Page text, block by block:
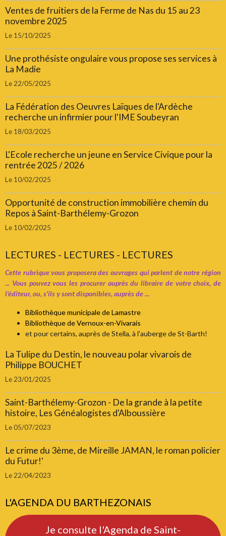
Ventes de fruitiers de la Ferme de Nas du 15 au 23
novembre 2025
Le 15/10/2025
Une prothésiste ongulaire vous propose ses services à
La Madie
Le 22/05/2025
La Fédération des Oeuvres Laïques de l'Ardèche
recherche un infirmier pour l'IME Soubeyran
Le 18/03/2025
L'Ecole recherche un jeune en Service Civique pour la
rentrée 2025 / 2026
Le 10/02/2025
Opportunité de construction immobilière chemin du
Repos à Saint-Barthélemy-Grozon
Le 10/02/2025
LECTURES - LECTURES - LECTURES
Cette rubrique vous proposera des ouvrages qui parlent de notre région
... Vous pouvez vous les procurer auprès du libraire de votre choix, de
l'éditeur, ou, s'ils y sont disponibles, auprès de ...
Bibliothèque municipale de Lamastre
Bibliothèque de Vernoux-en-Vivarais
et pour certains, auprès de Stella, à l'auberge de St-Barth!
La Tulipe du Destin, le nouveau polar vivarois de
Philippe BOUCHET
Le 23/01/2025
Saint-Barthélemy-Grozon - De la grande à la petite
histoire, Les Généalogistes d'Alboussière
Le 05/07/2023
Le crime du 3ème, de Mireille JAMAN, le roman policier
du Futur!'
Le 22/04/2023
L'AGENDA DU BARTHEZONAIS
Je consulte l'Agenda de Saint-